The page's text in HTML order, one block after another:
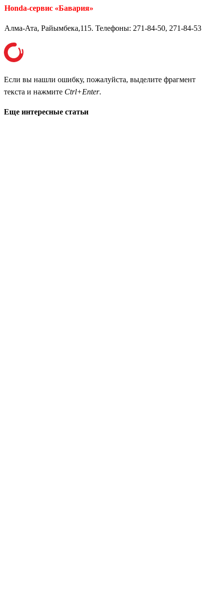
Honda-сервис «Бавария»
Алма-Ата, Райымбека,115. Телефоны: 271-84-50, 271-84-53
Если вы нашли ошибку, пожалуйста, выделите фрагмент
текста и нажмите Ctrl+Enter.
Еще интересные статьи